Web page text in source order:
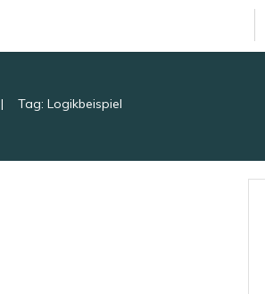
| Tag: Logikbeispiel